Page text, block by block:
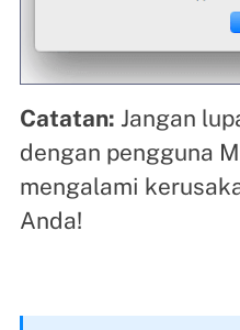
Catatan: Jangan
dengan pengguna
mengalami
Anda!